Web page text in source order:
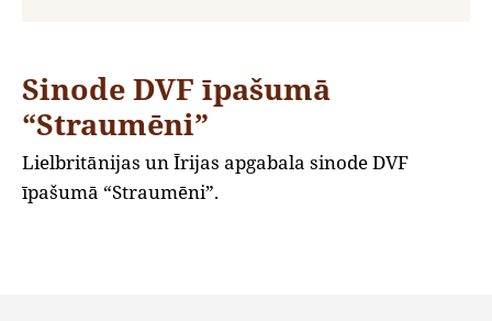
Sinode DVF īpašumā
“Straumēni”
Lielbritānijas un Īrijas apgabala sinode DVF
īpašumā “Straumēni”.